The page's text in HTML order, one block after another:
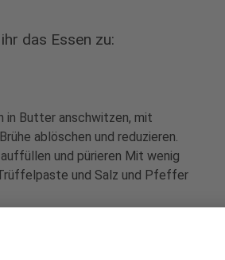
das Essen zu:
in Butter anschwitzen, mit
ablöschen und reduzieren.
und pürieren Mit wenig
und Salz und Pfeffer
Eier trennen und die Eigelbe im
Spinat putzen, blanchieren